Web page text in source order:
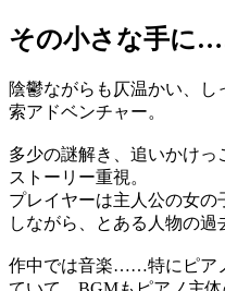
その小さな手に
陰鬱ながらも仄温かい、
索アドベンチャー。
多少の謎解き、追いかけ
ストーリー重視。
プレイヤーは主人公の女
しながら、とある人物の過
作中では音楽……特にピア